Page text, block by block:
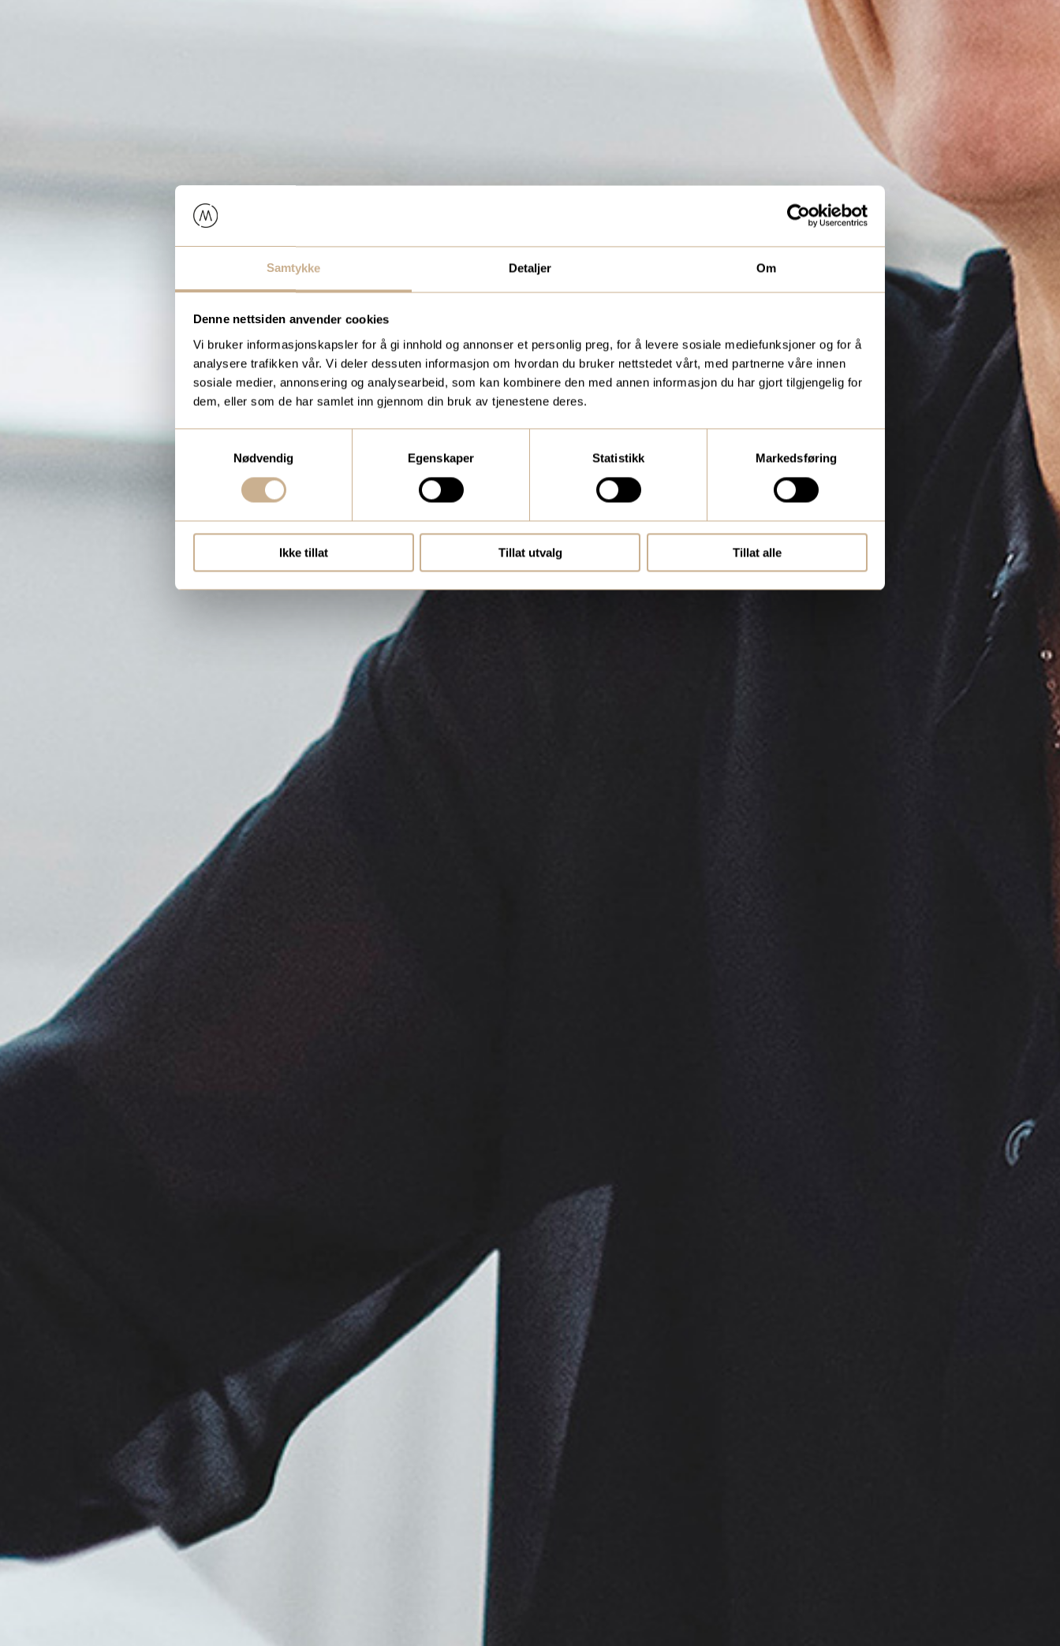
Samtykke Detaljer Om
Denne nettsiden anvender cookies
Vi bruker informasjonskapsler for å gi innhold og annonser et personlig preg, for å levere sosiale mediefunksjoner og for å
analysere trafikken vår. Vi deler dessuten informasjon om hvordan du bruker nettstedet vårt, med partnerne våre innen
sosiale medier, annonsering og analysearbeid, som kan kombinere den med annen informasjon du har gjort tilgjengelig for
dem, eller som de har samlet inn gjennom din bruk av tjenestene deres.
Nødvendig
Egenskaper Statistikk Markedsføring
Ikke tillat Tillat utvalg Tillat alle